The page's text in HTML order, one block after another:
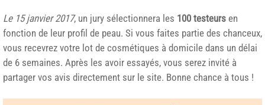
Le 15 janvier 2017, un jury sélectionnera les 100 testeurs en
fonction de leur profil de peau. Si vous faites partie des chanceux,
vous recevrez votre lot de cosmétiques à domicile dans un délai
de 6 semaines. Après les avoir essayés, vous serez invité à
partager vos avis directement sur le site. Bonne chance à tous !